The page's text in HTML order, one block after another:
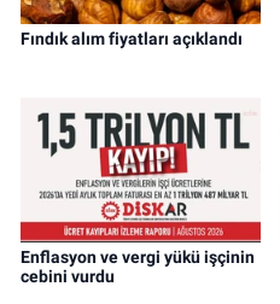
Fındık alım fiyatları açıklandı
Enflasyon ve vergi yükü işçinin
cebini vurdu